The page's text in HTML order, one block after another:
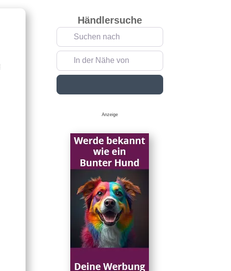
Händlersuche
Suchen nach
In der Nähe von
Anzeige